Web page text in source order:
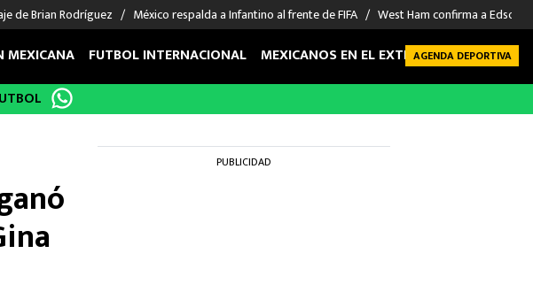
de Brian Rodríguez México respalda a Infantino al frente de FIFA West Ham confirma a Edson
DEPORTES
Boxeo
NFL
MEXICANA FUTBOL INTERNACIONAL MEXICANOS EN EL EXTRANJERO FUTBOL
AGENDA DEPORTIVA
PUBLICIDAD